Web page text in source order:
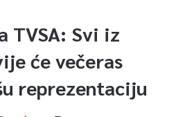
TVSA: Svi iz
će večeras
reprezentaciju